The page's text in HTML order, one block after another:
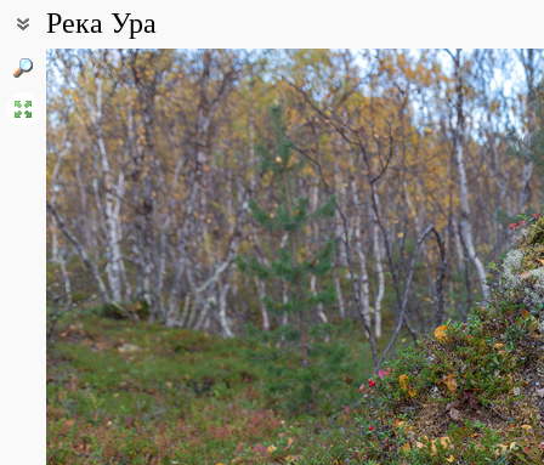
Река Ура
Координаты:
69° 10′ 15″ с.ш., 32° 35′ 12″ в.д. (смотреть на картахGoogle,
Все фотографии (34) Фото растений и лишайников(4)